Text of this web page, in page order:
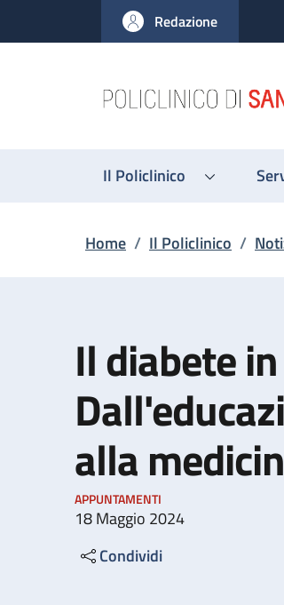
al contenuto principale
to footer content
Redazione
Il Policlinico
Briciole di
Home / Il Policlinico /
Il diabete
alla
APPUNTAMENTI
18 Maggio 2024
Condividi